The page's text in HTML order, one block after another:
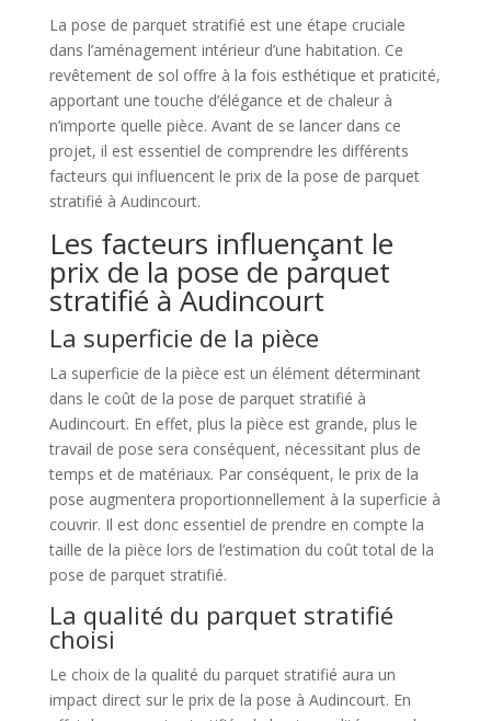
La pose de parquet stratifié est une étape cruciale
dans l’aménagement intérieur d’une habitation. Ce
revêtement de sol offre à la fois esthétique et praticité,
apportant une touche d’élégance et de chaleur à
n’importe quelle pièce. Avant de se lancer dans ce
projet, il est essentiel de comprendre les différents
facteurs qui influencent le prix de la pose de parquet
stratifié à Audincourt.
Les facteurs influençant le
prix de la pose de parquet
stratifié à Audincourt
La superficie de la pièce
La superficie de la pièce est un élément déterminant
dans le coût de la pose de parquet stratifié à
Audincourt. En effet, plus la pièce est grande, plus le
travail de pose sera conséquent, nécessitant plus de
temps et de matériaux. Par conséquent, le prix de la
pose augmentera proportionnellement à la superficie à
couvrir. Il est donc essentiel de prendre en compte la
taille de la pièce lors de l’estimation du coût total de la
pose de parquet stratifié.
La qualité du parquet stratifié
choisi
Le choix de la qualité du parquet stratifié aura un
impact direct sur le prix de la pose à Audincourt. En